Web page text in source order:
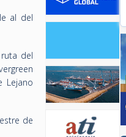
al del
del
Lejano
de